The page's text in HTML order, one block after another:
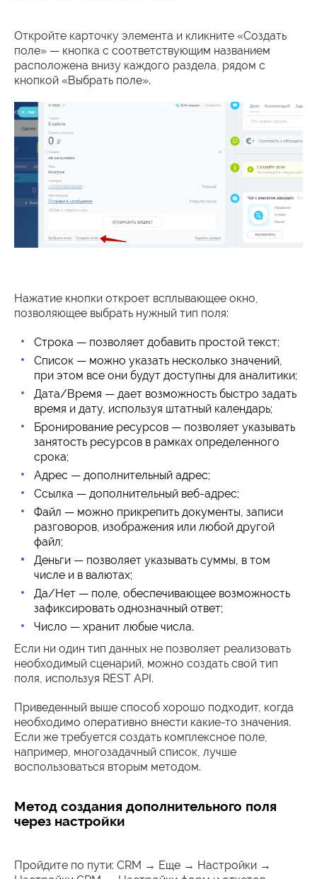
Откройте карточку элемента и кликните «Создать
поле» — кнопка с соответствующим названием
расположена внизу каждого раздела, рядом с
кнопкой «Выбрать поле».
Нажатие кнопки откроет всплывающее окно,
позволяющее выбрать нужный тип поля:
Строка — позволяет добавить простой текст;
Список — можно указать несколько значений,
при этом все они будут доступны для аналитики;
Дата/Время — дает возможность быстро задать
время и дату, используя штатный календарь;
Бронирование ресурсов — позволяет указывать
занятость ресурсов в рамках определенного
срока;
Адрес — дополнительный адрес;
Ссылка — дополнительный веб-адрес;
Файл — можно прикрепить документы, записи
разговоров, изображения или любой другой
файл;
Деньги — позволяет указывать суммы, в том
числе и в валютах;
Да/Нет — поле, обеспечивающее возможность
зафиксировать однозначный ответ;
Число — хранит любые числа.
Если ни один тип данных не позволяет реализовать
необходимый сценарий, можно создать свой тип
поля, используя REST API.
Приведенный выше способ хорошо подходит, когда
необходимо оперативно внести какие-то значения.
Если же требуется создать комплексное поле,
например, многозадачный список, лучше
воспользоваться вторым методом.
Метод создания дополнительного поля
через настройки
Пройдите по пути: CRM → Еще → Настройки →